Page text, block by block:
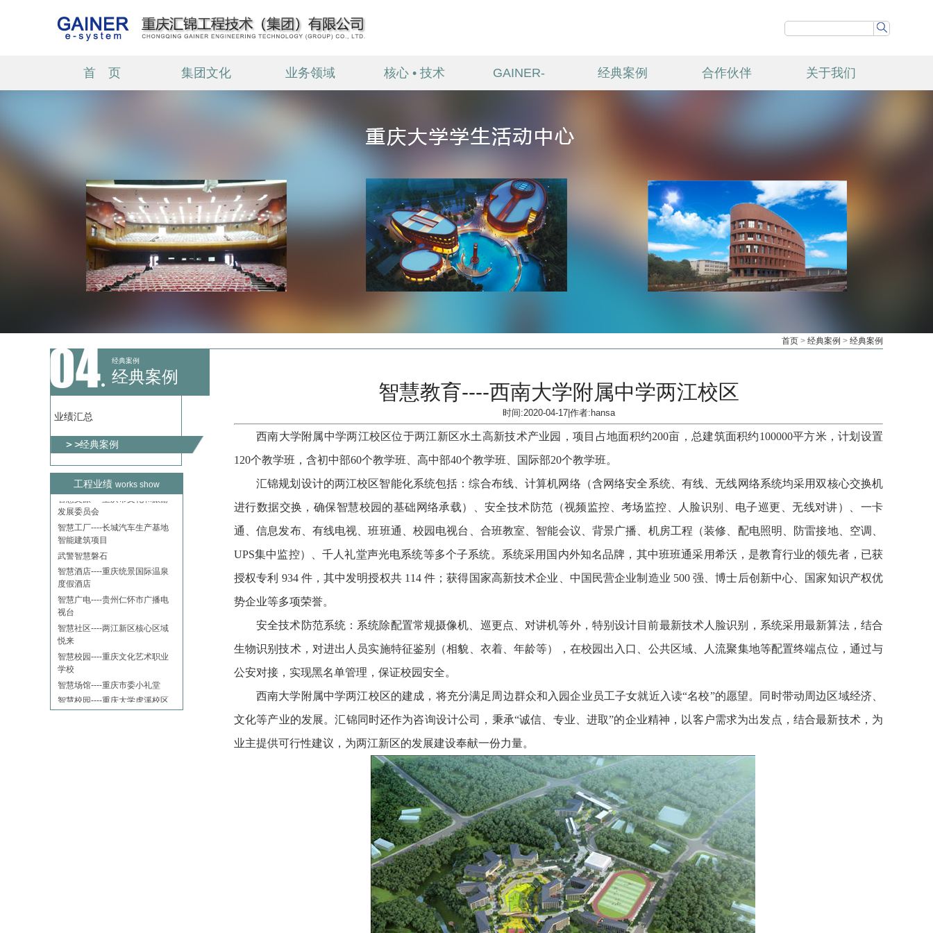
首 页 集团文化 业务领域 核心 • 技术 GAINER-
中心
经典案例 合作伙伴 关于我们
经典案例
经典案例
首页 > 经典案例 > 经典案例
业绩汇总
经典案例
工程业绩 works show
文旅融合
智慧场馆一重庆文化职业学院
重庆市中医骨科医院整体迁建学
术报告厅项目(图文)
智慧场馆----绿岛文化艺术中心
智慧教育----西南大学附属中学
两江校区
第一医院学术交流中心及青杠医
疗康复中心智能化系统工程
智慧机房----长江干线数字航道
鳊鱼溪至大埠街段建设工程
智慧警务----重庆公安技侦技术
智慧剧场----酉阳桃源大舞台声
光多媒体集成系统工程
智慧文旅----重庆市文化和旅游
发展委员会
智慧工厂----长城汽车生产基地
智能建筑项目
武警智慧磐石
智慧酒店----重庆统景国际温泉
度假酒店
智慧广电----贵州仁怀市广播电
视台
智慧社区----两江新区核心区域
悦来
智慧校园----重庆文化艺术职业
学校
智慧场馆----重庆市委小礼堂
智慧校园----重庆大学虎溪校区
学生活动中心
智慧教育----西南大学附属中学两江校区
时间:2020-04-17|作者:hansa
西南大学附属中学两江校区位于两江新区水土高新技术产业园，项目占地面积约200亩，总建筑面积约100000平方米，计划设置
120个教学班，含初中部60个教学班、高中部40个教学班、国际部20个教学班。
汇锦规划设计的两江校区智能化系统包括：综合布线、计算机网络（含网络安全系统、有线、无线网络系统均采用双核心交换机
进行数据交换，确保智慧校园的基础网络承载）、安全技术防范（视频监控、考场监控、人脸识别、电子巡更、无线对讲）、一卡
通、信息发布、有线电视、班班通、校园电视台、合班教室、智能会议、背景广播、机房工程（装修、配电照明、防雷接地、空调、
UPS集中监控）、千人礼堂声光电系统等多个子系统。系统采用国内外知名品牌，其中班班通采用希沃，是教育行业的领先者，已获
授权专利 934 件，其中发明授权共 114 件；获得国家高新技术企业、中国民营企业制造业 500 强、博士后创新中心、国家知识产权优
势企业等多项荣誉。
安全技术防范系统：系统除配置常规摄像机、巡更点、对讲机等外，特别设计目前最新技术人脸识别，系统采用最新算法，结合
生物识别技术，对进出人员实施特征鉴别（相貌、衣着、年龄等），在校园出入口、公共区域、人流聚集地等配置终端点位，通过与
公安对接，实现黑名单管理，保证校园安全。
西南大学附属中学两江校区的建成，将充分满足周边群众和入园企业员工子女就近入读“名校”的愿望。同时带动周边区域经济、
文化等产业的发展。汇锦同时还作为咨询设计公司，秉承“诚信、专业、进取”的企业精神，以客户需求为出发点，结合最新技术，为
业主提供可行性建议，为两江新区的发展建设奉献一份力量。